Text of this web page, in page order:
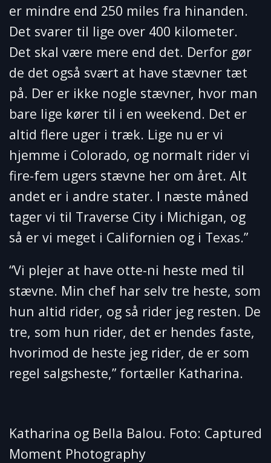
er mindre end 250 miles fra hinanden.
Det svarer til lige over 400 kilometer.
Det skal være mere end det. Derfor gør
de det også svært at have stævner tæt
på. Der er ikke nogle stævner, hvor man
bare lige kører til i en weekend. Det er
altid flere uger i træk. Lige nu er vi
hjemme i Colorado, og normalt rider vi
fire-fem ugers stævne her om året. Alt
andet er i andre stater. I næste måned
tager vi til Traverse City i Michigan, og
så er vi meget i Californien og i Texas.”
“Vi plejer at have otte-ni heste med til
stævne. Min chef har selv tre heste, som
hun altid rider, og så rider jeg resten. De
tre, som hun rider, det er hendes faste,
hvorimod de heste jeg rider, de er som
regel salgsheste,” fortæller Katharina.
Katharina og Bella Balou. Foto: Captured
Moment Photography